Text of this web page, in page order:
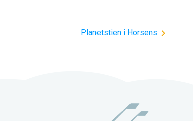
Planetstien i Horsens